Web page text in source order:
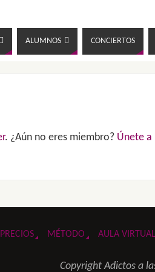
ALUMNOS CONCIERTOS
. ¿Aún no eres miembro? Únete
PRECIOS MÉTODO AULA VIRTUAL
Copyright Adictos a